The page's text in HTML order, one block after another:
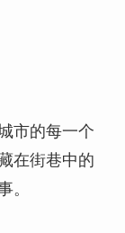
市的每一个
在街巷中的
。